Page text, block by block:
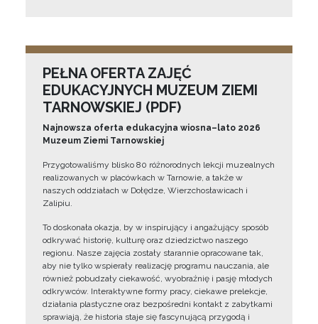
PEŁNA OFERTA ZAJĘĆ
EDUKACYJNYCH MUZEUM ZIEMI
TARNOWSKIEJ (PDF)
Najnowsza oferta edukacyjna wiosna–lato 2026
Muzeum Ziemi Tarnowskiej
Przygotowaliśmy blisko 80 różnorodnych lekcji muzealnych
realizowanych w placówkach w Tarnowie, a także w
naszych oddziałach w Dołędze, Wierzchosławicach i
Zalipiu.
To doskonała okazja, by w inspirujący i angażujący sposób
odkrywać historię, kulturę oraz dziedzictwo naszego
regionu. Nasze zajęcia zostały starannie opracowane tak,
aby nie tylko wspierały realizację programu nauczania, ale
również pobudzały ciekawość, wyobraźnię i pasję młodych
odkrywców. Interaktywne formy pracy, ciekawe prelekcje,
działania plastyczne oraz bezpośredni kontakt z zabytkami
sprawiają, że historia staje się fascynującą przygodą i